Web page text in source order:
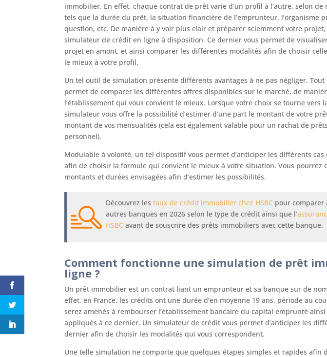
immobilier. En effet, chaque contrat de prêt varie d’un profil à l’autre, selon
tels que la durée du prêt, la situation financière de l’emprunteur, l’organisme
question, etc. De manière à y voir plus clair et préparer sciemment votre projet,
simulateur de crédit en ligne à disposition. Ce dernier vous permet de
projet en amont, et ainsi comparer les différentes modalités afin de choisir
le mieux à votre profil.
Un tel outil de simulation présente différents avantages à ne pas négliger. Tout
permet de comparer les différentes offres disponibles sur le marché, de
l’établissement qui vous convient le mieux. Lorsque votre choix se tourne vers
simulateur vous offre la possibilité d’estimer d’une part le montant de votre
montant de vos mensualités (cela est également valable pour un rachat de
personnel).
Modulable à volonté, un tel dispositif vous permet d’anticiper les différents cas
afin de choisir la formule qui convient le mieux à votre situation. Vous pourrez
montants et durées envisagées afin d’estimer les possibilités.
Découvrez les taux de crédit immobilier chez HSBC pour comparer
autres banques en 2026 selon le type de crédit ainsi que l’
HSBC avant de souscrire des prêts immobiliers avec cette banque.
Comment fonctionne une simulation de prêt
ligne ?
Un prêt immobilier est un contrat liant un emprunteur et sa banque sur de
effet, en France, les crédits ont une durée d’en moyenne 19 ans, période au
serez amenés à rembourser l’établissement bancaire du capital emprunté
appliqués à ce dernier. Un simulateur de crédit vous permet d’anticiper les
dernier afin de choisir les modalités qui vous correspondent.
Une telle simulation ne comporte que quelques étapes simples et rapides afin